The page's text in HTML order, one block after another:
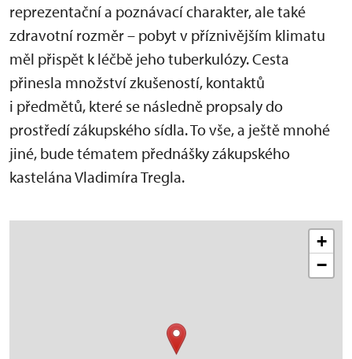
reprezentační a poznávací charakter, ale také
zdravotní rozměr – pobyt v příznivějším klimatu
měl přispět k léčbě jeho tuberkulózy. Cesta
přinesla množství zkušeností, kontaktů
i předmětů, které se následně propsaly do
prostředí zákupského sídla. To vše, a ještě mnohé
jiné, bude tématem přednášky zákupského
kastelána Vladimíra Tregla.
+
−